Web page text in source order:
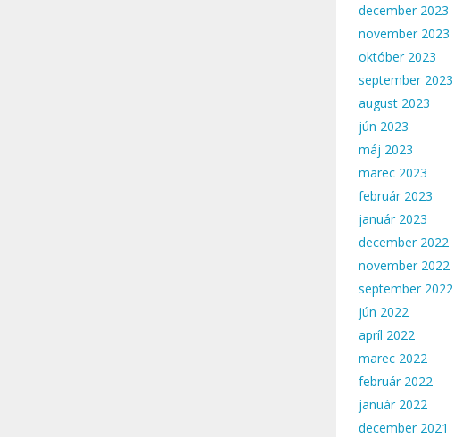
december 2023
november 2023
október 2023
september 2023
august 2023
jún 2023
máj 2023
marec 2023
február 2023
január 2023
december 2022
november 2022
september 2022
jún 2022
apríl 2022
marec 2022
február 2022
január 2022
december 2021